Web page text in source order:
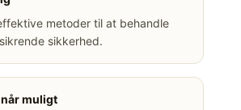
metoder til at behandle
sikkerhed.
muligt